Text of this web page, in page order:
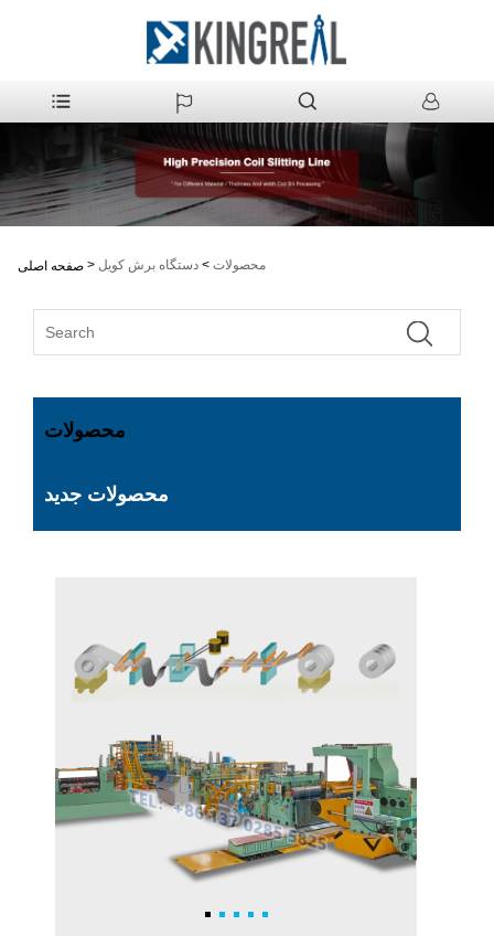
صفحه اصلی > محصولات > دستگاه برش کویل
محصولات
محصولات جدید